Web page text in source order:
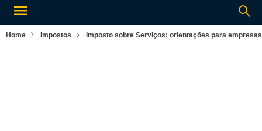
Home Impostos Imposto sobre Serviços: orientações para empresas